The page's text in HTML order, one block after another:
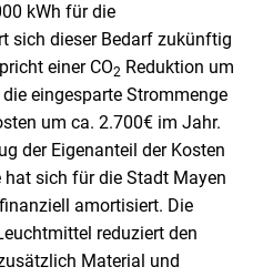
kWh für die
sich dieser Bedarf zukünftig
einer CO2 Reduktion um
eingesparte Strommenge
um ca. 2.700€ im Jahr.
der Eigenanteil der Kosten
sich für die Stadt Mayen
amortisiert. Die
reduziert den
Material und